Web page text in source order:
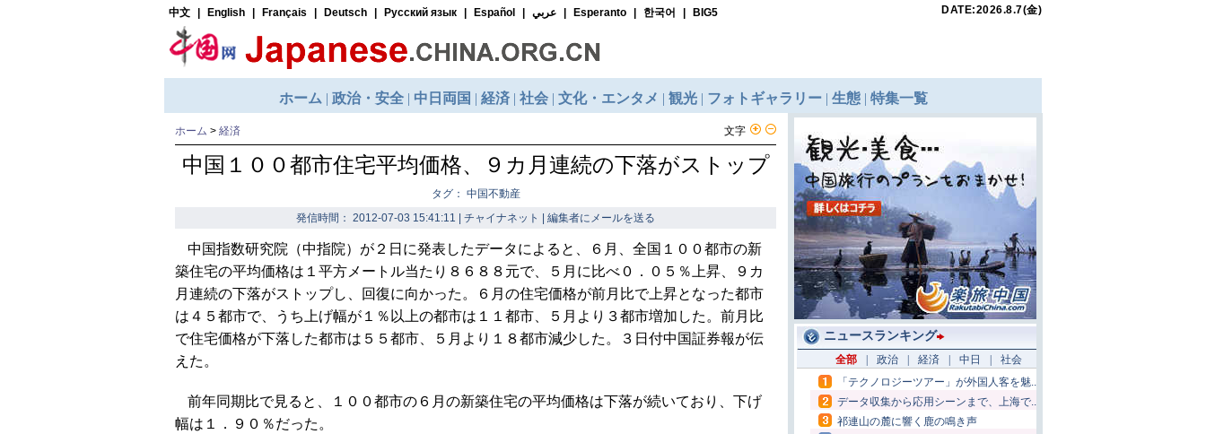
文字
ホーム > 経済
中国１００都市住宅平均価格、９カ月連続の下落がストップ
タグ： 中国不動産
発信時間： 2012-07-03 15:41:11 | チャイナネット | 編集者にメールを送る
中国指数研究院（中指院）が２日に発表したデータによると、６月、全国１００都市の新
築住宅の平均価格は１平方メートル当たり８６８８元で、５月に比べ０．０５％上昇、９カ
月連続の下落がストップし、回復に向かった。６月の住宅価格が前月比で上昇となった都市
は４５都市で、うち上げ幅が１％以上の都市は１１都市、５月より３都市増加した。前月比
で住宅価格が下落した都市は５５都市、５月より１８都市減少した。３日付中国証券報が伝
えた。
前年同期比で見ると、１００都市の６月の新築住宅の平均価格は下落が続いており、下げ
幅は１．９０％だった。